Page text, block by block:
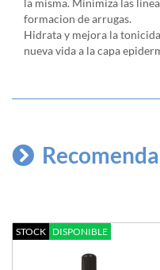
la misma. Minimiza las
formacion de arrugas.
Hidrata y mejora la
nueva vida a la capa
STOCK DISPONIBLE